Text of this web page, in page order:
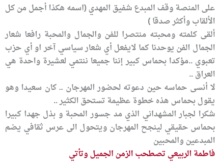
على المنصة وقف المبدع شفيق المهدي (اسمه هكذا أجمل من كل
الألقاب وأكثر صدقا )
ألقى كلمته ومحبته منتصرا للفن والجمال والمحبة رافعا شعار
الجمال الفن يوحدنا كما لايفعل أي شعار سياسي آخر او أي حزب
تعبوي ..مؤكدا بحماس كبير إننا جميعا ننتمي لعشيرة واحدة هي
العراق ..
لا أنسى حماسه حين دعوته لحضور المهرجان .. كان سعيدا وهو
يقول بحماس هذه خطوة عظيمة تستحق الكثير ..
شكرا لجبار المشهداني الذي مد جسور المحبة و بذل جهدا كبيرا
بحماس حقيقي لينجح المهرجان ويتحول الى عرس ثقافي يضم
المبدعين والمحبين
فاطمة الربيعي تصطحب الزمن الجميل وتأتي